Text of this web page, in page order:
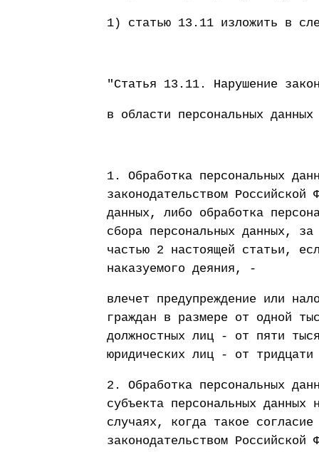
1) статью 13.11 изложить в
"Статья 13.11. Нарушение
в области персональных данных
1. Обработка персональных
законодательством Российской
данных, либо обработка
сбора персональных данных, за
частью 2 настоящей статьи,
наказуемого деяния, -
влечет предупреждение или
граждан в размере от одной
должностных лиц - от пяти
юридических лиц - от
2. Обработка персональных
субъекта персональных данных
случаях, когда такое
законодательством Российской